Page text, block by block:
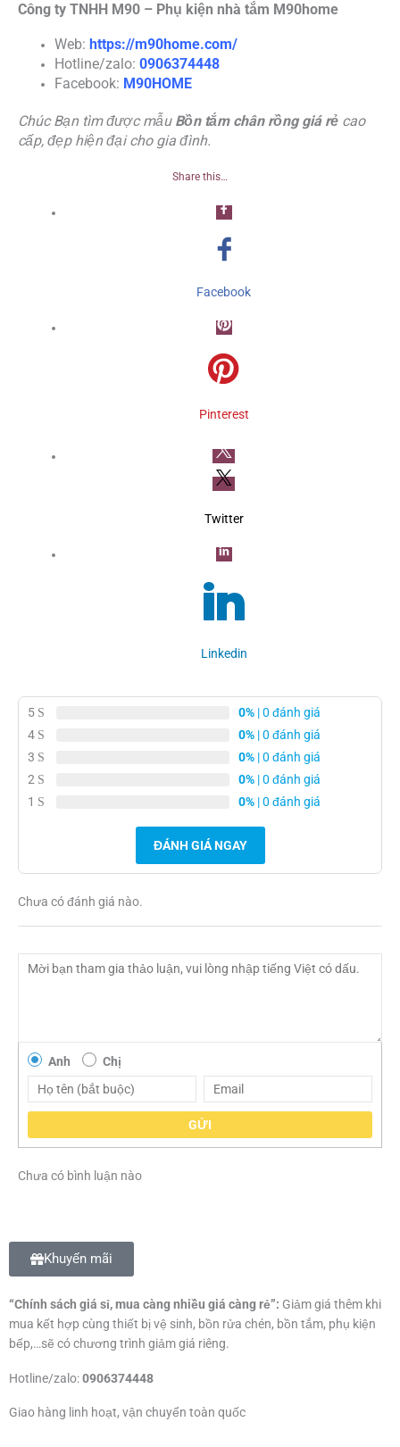
Công ty TNHH M90 – Phụ kiện nhà tắm M90home
Web: https://m90home.com/
Hotline/zalo: 0906374448
Facebook: M90HOME
Chúc Bạn tìm được mẫu Bồn tắm chân rồng giá rẻ cao
cấp, đẹp hiện đại cho gia đình.
Share this…
Facebook
Pinterest
Twitter
Linkedin
5 0% | 0 đánh giá
4
0% | 0 đánh giá
3
0% | 0 đánh giá
2
0% | 0 đánh giá
1
0% | 0 đánh giá
ĐÁNH GIÁ NGAY
Chưa có đánh giá nào.
Anh Chị
GỬI
Chưa có bình luận nào
Khuyến mãi
“Chính sách giá sỉ, mua càng nhiều giá càng rẻ”: Giảm giá thêm khi
mua kết hợp cùng thiết bị vệ sinh, bồn rửa chén, bồn tắm, phụ kiện
bếp,…sẽ có chương trình giảm giá riêng.
Hotline/zalo:0906374448
Giao hàng linh hoạt, vận chuyển toàn quốc